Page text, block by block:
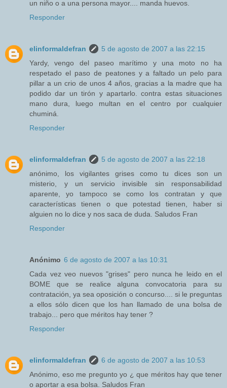
un niño o a una persona mayor.... manda huevos.
Responder
elinformaldefran
5 de agosto de 2007 a las 22:15
Yardy, vengo del paseo marítimo y una moto no ha
respetado el paso de peatones y a faltado un pelo para
pillar a un crio de unos 4 años, gracias a la madre que ha
podido dar un tirón y apartarlo. contra estas situaciones
mano dura, luego multan en el centro por cualquier
chuminá.
Responder
elinformaldefran
5 de agosto de 2007 a las 22:18
anónimo, los vigilantes grises como tu dices son un
misterio, y un servicio invisible sin responsabilidad
aparente, yo tampoco se como los contratan y que
características tienen o que potestad tienen, haber si
alguien no lo dice y nos saca de duda. Saludos Fran
Responder
Anónimo 6 de agosto de 2007 a las 10:31
Cada vez veo nuevos "grises" pero nunca he leido en el
BOME que se realice alguna convocatoria para su
contratación, ya sea oposición o concurso.... si le preguntas
a ellos sólo dicen que los han llamado de una bolsa de
trabajo... pero que méritos hay tener ?
Responder
elinformaldefran
6 de agosto de 2007 a las 10:53
Anónimo, eso me pregunto yo ¿ que méritos hay que tener
o aportar a esa bolsa. Saludos Fran